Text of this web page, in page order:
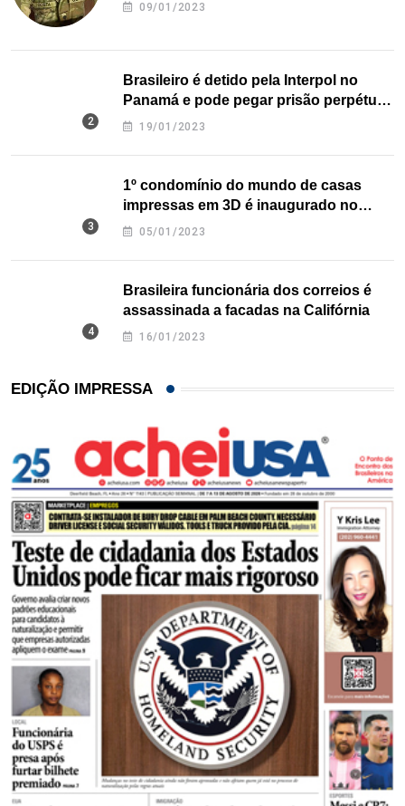
09/01/2023
Brasileiro é detido pela Interpol no
Panamá e pode pegar prisão perpétua
nos EUA
19/01/2023
1º condomínio do mundo de casas
impressas em 3D é inaugurado no
Texas
05/01/2023
Brasileira funcionária dos correios é
assassinada a facadas na Califórnia
16/01/2023
EDIÇÃO IMPRESSA